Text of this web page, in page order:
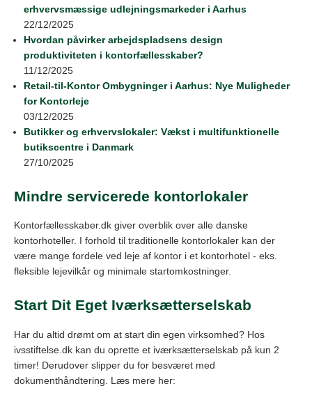
erhvervsmæssige udlejningsmarkeder i Aarhus
22/12/2025
Hvordan påvirker arbejdspladsens design
produktiviteten i kontorfællesskaber?
11/12/2025
Retail‑til‑Kontor Ombygninger i Aarhus: Nye Muligheder
for Kontorleje
03/12/2025
Butikker og erhvervslokaler: Vækst i multifunktionelle
butikscentre i Danmark
27/10/2025
Mindre servicerede kontorlokaler
Kontorfællesskaber.dk giver overblik over alle danske
kontorhoteller. I forhold til traditionelle kontorlokaler kan der
være mange fordele ved leje af kontor i et kontorhotel - eks.
fleksible lejevilkår og minimale startomkostninger.
Start Dit Eget Iværksætterselskab
Har du altid drømt om at start din egen virksomhed? Hos
ivsstiftelse.dk kan du oprette et iværksætterselskab på kun 2
timer! Derudover slipper du for besværet med
dokumenthåndtering. Læs mere her: